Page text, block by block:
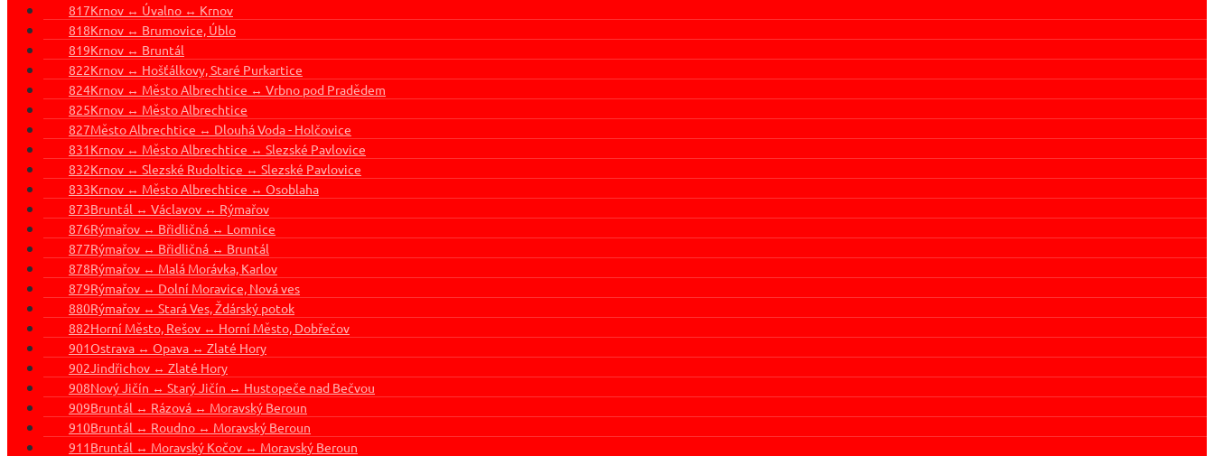
817Krnov ↔ Úvalno ↔ Krnov
818Krnov ↔ Brumovice, Úblo
819Krnov ↔ Bruntál
822Krnov ↔ Hošťálkovy, Staré Purkartice
824Krnov ↔ Město Albrechtice ↔ Vrbno pod Pradědem
825Krnov ↔ Město Albrechtice
827Město Albrechtice ↔ Dlouhá Voda - Holčovice
831Krnov ↔ Město Albrechtice ↔ Slezské Pavlovice
832Krnov ↔ Slezské Rudoltice ↔ Slezské Pavlovice
833Krnov ↔ Město Albrechtice ↔ Osoblaha
873Bruntál ↔ Václavov ↔ Rýmařov
876Rýmařov ↔ Břidličná ↔ Lomnice
877Rýmařov ↔ Břidličná ↔ Bruntál
878Rýmařov ↔ Malá Morávka, Karlov
879Rýmařov ↔ Dolní Moravice, Nová ves
880Rýmařov ↔ Stará Ves, Ždárský potok
882Horní Město, Rešov ↔ Horní Město, Dobřečov
901Ostrava ↔ Opava ↔ Zlaté Hory
902 Jindřichov ↔ Zlaté Hory
908Nový Jičín ↔ Starý Jičín ↔ Hustopeče nad Bečvou
909Bruntál ↔ Rázová ↔ Moravský Beroun
910Bruntál ↔ Roudno ↔ Moravský Beroun
911Bruntál ↔ Moravský Kočov ↔ Moravský Beroun